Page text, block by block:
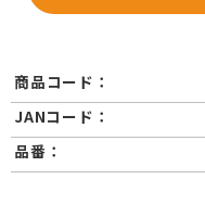
商品コード：
JANコード：
品番：